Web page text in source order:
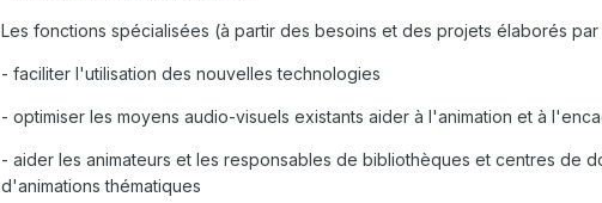
Les fonctions spécialisées (à partir des besoins et des projets élaborés
- faciliter l'utilisation des nouvelles technologies
- optimiser les moyens audio-visuels existants aider à l'animation et à
- aider les animateurs et les responsables de bibliothèques et centres de
d'animations thématiques